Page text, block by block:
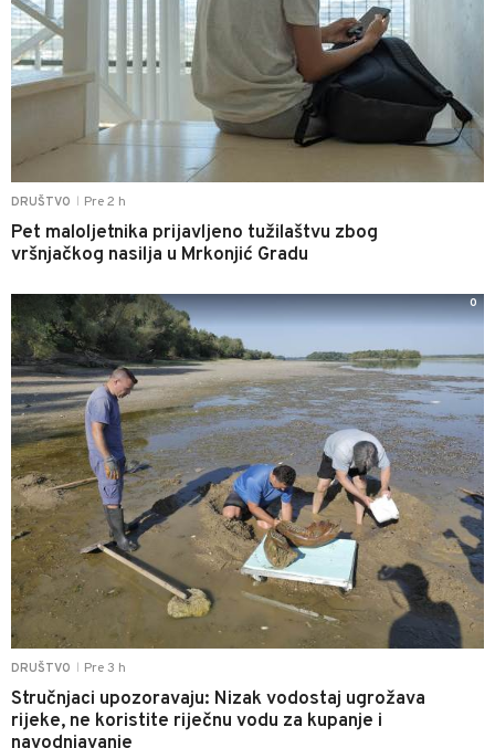
DRUŠTVO Pre 2 h
Pet maloljetnika prijavljeno tužilaštvu zbog
vršnjačkog nasilja u Mrkonjić Gradu
DRUŠTVO Pre 3 h
Stručnjaci upozoravaju: Nizak vodostaj ugrožava
rijeke, ne koristite riječnu vodu za kupanje i
0